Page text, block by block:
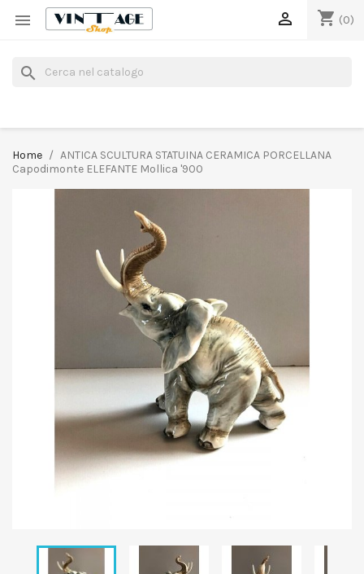
 shopping_cart (0)

search
Home
ANTICA SCULTURA STATUINA CERAMICA PORCELLANA
Capodimonte ELEFANTE Mollica '900